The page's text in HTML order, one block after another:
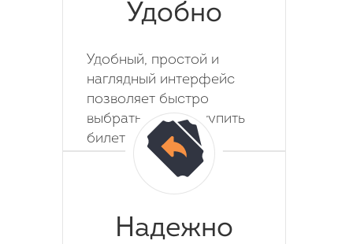
Удобно
Удобный, простой и
наглядный интерфейс
позволяет быстро
выбрать место и купить
билет на автобус.
Надежно